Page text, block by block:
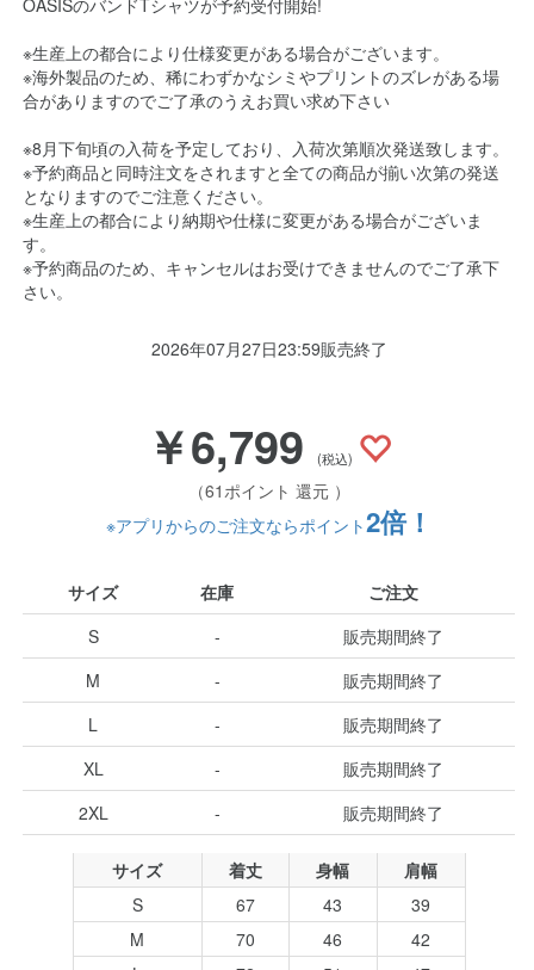
OASISのバンドTシャツが予約受付開始!
※生産上の都合により仕様変更がある場合がございます。
※海外製品のため、稀にわずかなシミやプリントのズレがある場
合がありますのでご了承のうえお買い求め下さい
※8月下旬頃の入荷を予定しており、入荷次第順次発送致します。
※予約商品と同時注文をされますと全ての商品が揃い次第の発送
となりますのでご注意ください。
※生産上の都合により納期や仕様に変更がある場合がございま
す。
※予約商品のため、キャンセルはお受けできませんのでご了承下
さい。
2026年07月27日23:59販売終了
￥6,799 (税込)
（61ポイント 還元 ）
※アプリからのご注文ならポイント2倍！
サイズ 在庫
ご注文
S
-
販売期間終了
M
-
販売期間終了
L
-
販売期間終了
XL
-
販売期間終了
2XL
- 販売期間終了
サイズ 着丈 身幅
肩幅
S
67 43
39
M
70 46
42